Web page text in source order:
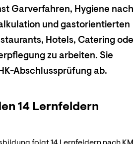
Garverfahren, Hygiene nach
und gastorientierten
Hotels, Catering
zu arbeiten. Sie
Abschlussprüfung ab.
14 Lernfeldern